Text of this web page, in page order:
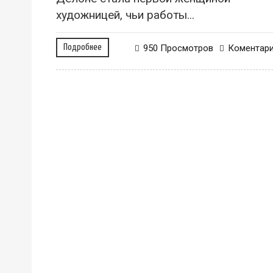
художницей, чьи работы...
Подробнее 950 Просмотров